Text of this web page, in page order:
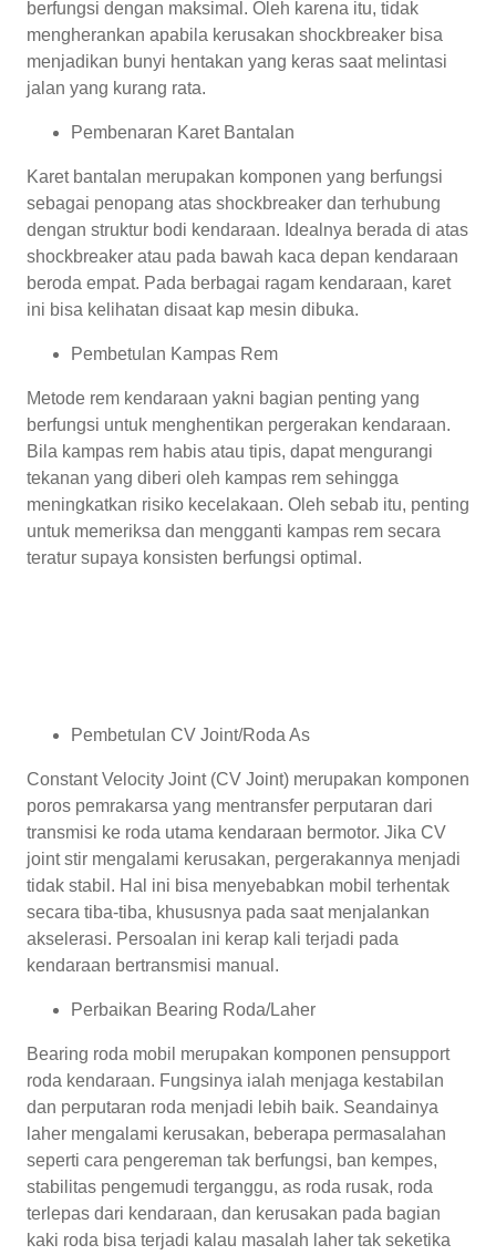
berfungsi dengan maksimal. Oleh karena itu, tidak
mengherankan apabila kerusakan shockbreaker bisa
menjadikan bunyi hentakan yang keras saat melintasi
jalan yang kurang rata.
Pembenaran Karet Bantalan
Karet bantalan merupakan komponen yang berfungsi
sebagai penopang atas shockbreaker dan terhubung
dengan struktur bodi kendaraan. Idealnya berada di atas
shockbreaker atau pada bawah kaca depan kendaraan
beroda empat. Pada berbagai ragam kendaraan, karet
ini bisa kelihatan disaat kap mesin dibuka.
Pembetulan Kampas Rem
Metode rem kendaraan yakni bagian penting yang
berfungsi untuk menghentikan pergerakan kendaraan.
Bila kampas rem habis atau tipis, dapat mengurangi
tekanan yang diberi oleh kampas rem sehingga
meningkatkan risiko kecelakaan. Oleh sebab itu, penting
untuk memeriksa dan mengganti kampas rem secara
teratur supaya konsisten berfungsi optimal.
Pembetulan CV Joint/Roda As
Constant Velocity Joint (CV Joint) merupakan komponen
poros pemrakarsa yang mentransfer perputaran dari
transmisi ke roda utama kendaraan bermotor. Jika CV
joint stir mengalami kerusakan, pergerakannya menjadi
tidak stabil. Hal ini bisa menyebabkan mobil terhentak
secara tiba-tiba, khususnya pada saat menjalankan
akselerasi. Persoalan ini kerap kali terjadi pada
kendaraan bertransmisi manual.
Perbaikan Bearing Roda/Laher
Bearing roda mobil merupakan komponen pensupport
roda kendaraan. Fungsinya ialah menjaga kestabilan
dan perputaran roda menjadi lebih baik. Seandainya
laher mengalami kerusakan, beberapa permasalahan
seperti cara pengereman tak berfungsi, ban kempes,
stabilitas pengemudi terganggu, as roda rusak, roda
terlepas dari kendaraan, dan kerusakan pada bagian
kaki roda bisa terjadi kalau masalah laher tak seketika